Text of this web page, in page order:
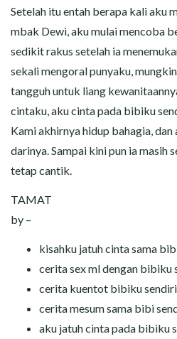
Setelah itu entah berapa kali aku
mbak Dewi, aku mulai mencoba
sedikit rakus setelah ia
sekali mengoral punyaku,
tangguh untuk liang
cintaku, aku cinta pada bibiku
Kami akhirnya hidup bahagia, dan
darinya. Sampai kini pun ia masih
tetap cantik.
TAMAT
by –
kisahku jatuh cinta sama
cerita sex ml dengan bibiku
cerita kuentot bibiku sendiri
cerita mesum sama bibi
aku jatuh cinta pada bibiku